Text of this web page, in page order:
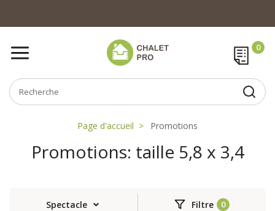
Page d'accueil Promotions
Promotions: taille 5,8 x 3,4
Spectacle Filtre